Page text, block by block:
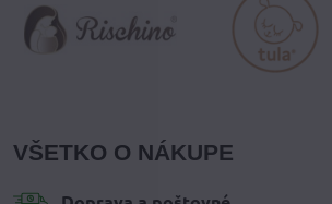
VŠETKO O NÁKUPE